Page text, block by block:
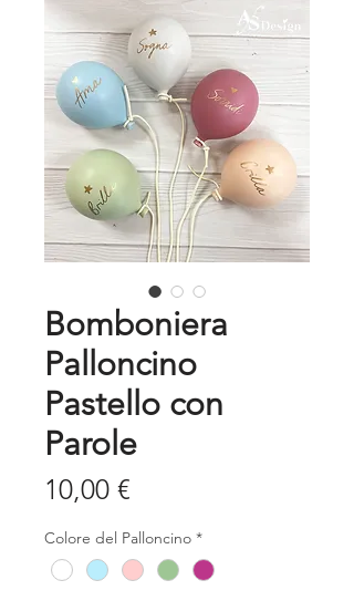
Bomboniera
Palloncino
Pastello con
Parole
10,00 €
Colore del Palloncino *